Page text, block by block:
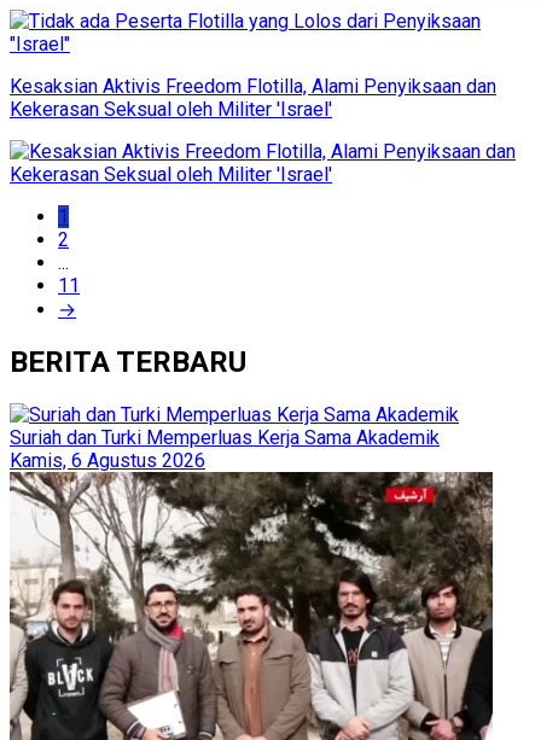
Kesaksian Aktivis Freedom Flotilla, Alami Penyiksaan dan
Kekerasan Seksual oleh Militer 'Israel'
1
2
...
11
→
BERITA TERBARU
Suriah dan Turki Memperluas Kerja Sama Akademik
Kamis, 6 Agustus 2026